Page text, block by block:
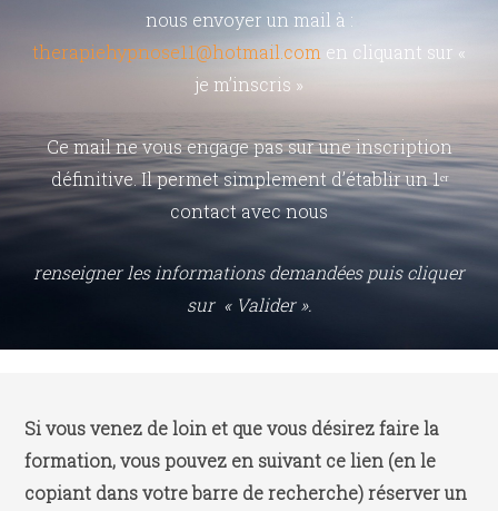
nous envoyer un mail à :
therapiehypnose11@hotmail.com en cliquant sur «
je m’inscris »
Ce mail ne vous engage pas sur une inscription
définitive. Il permet simplement d’établir un 1ᵉʳ
contact avec nous
renseigner les informations demandéespuiscliquer
sur « Valider ».
Si vous venez de loin et que vous désirez faire la
formation, vous pouvez en suivant ce lien (en le
copiant dans votre barre de recherche) réserver un